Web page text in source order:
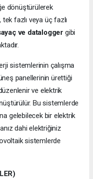
dönüştürülerek
fazlı veya üç fazlı
ve datalogger gibi
sistemlerinin çalışma
panellerinin ürettiği
ve elektrik
Bu sistemlerde
gelebilecek bir elektrik
dahi elektriğiniz
sistemlerde